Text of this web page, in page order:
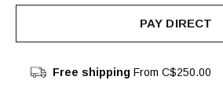
PAY DIRECT
Free shipping From C$250.00